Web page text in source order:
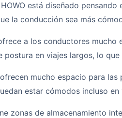
está diseñado
la conducción sea más
a los conductores mucho
postura en viajes largos, lo
mucho espacio para
estar cómodos incluso en
zonas de almacenamiento